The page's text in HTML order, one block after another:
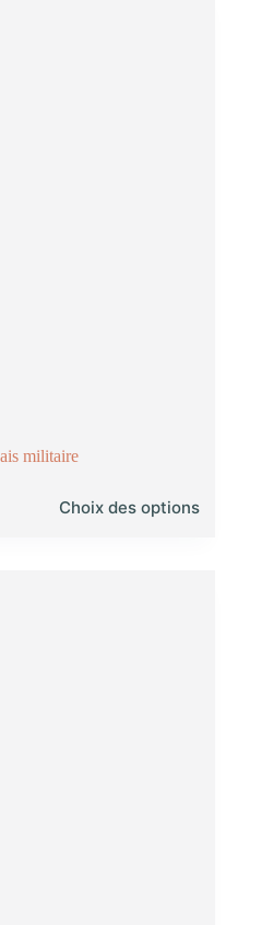
militaire
Choix des options